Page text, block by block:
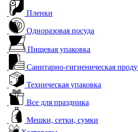
Пленки
Одноразовая посуда
Пищевая упаковка
Санитарно-гигиеническая
Техническая упаковка
Все для праздника
Мешки, сетки, сумки